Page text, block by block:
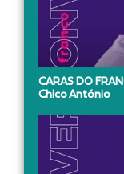
CARAS DO
Chico António